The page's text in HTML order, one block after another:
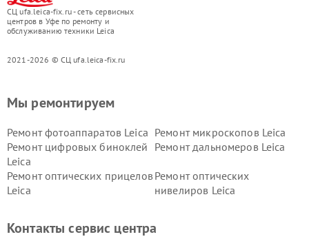
СЦ ufa.leica-fix.ru - сеть сервисных
центров в Уфе по ремонту и
обслуживанию техники Leica
2021-2026 © СЦ ufa.leica-fix.ru
Мы ремонтируем
Ремонт фотоаппаратов Leica Ремонт микроскопов Leica
Ремонт цифровых биноклей
Leica
Ремонт дальномеров Leica
Ремонт оптических прицелов
Leica
Ремонт оптических
нивелиров Leica
Контакты сервис центра